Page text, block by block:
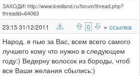
ЗАХОДИ! http://www.icedland.ru/forum/thread.php?
threadid=64063
23:15 31/12/2011 0 » ссылка
Народ. я пью за Вас, всем всего самого
лучшего кому что нужно в следующем
году:) Ведерну волосок из бороды, чтоб
все Ваши желания сбылись:)